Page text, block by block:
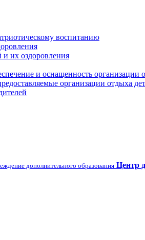
воспитанию
и их оздоровления
и оснащенность организации
организации отдыха
дополнительного образования Центр